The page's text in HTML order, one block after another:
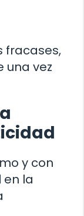
fracases,
una vez
y con
la